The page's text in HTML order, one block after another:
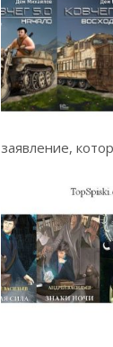
заявление,